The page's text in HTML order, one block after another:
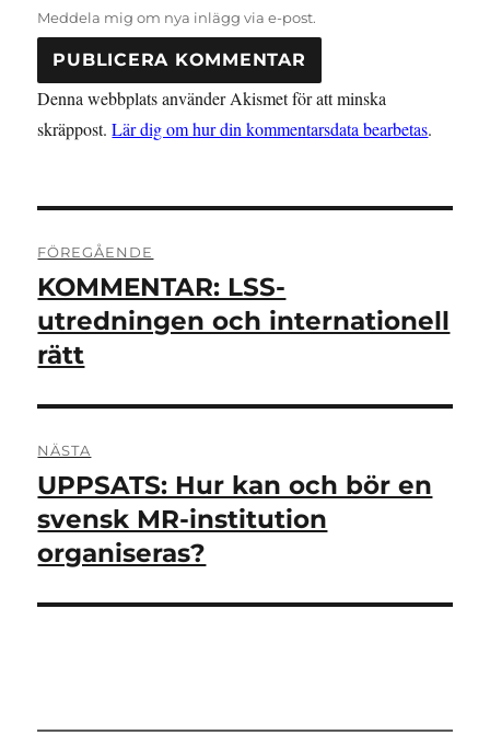
Meddela mig om nya inlägg via e-post.
Denna webbplats använder Akismet för att minska
skräppost.Lär dig om hur din kommentarsdata bearbetas.
FÖREGÅENDE
Föregående
inlägg:
KOMMENTAR: LSS-
utredningen och internationell
rätt
NÄSTA
Nästa
inlägg:
UPPSATS: Hur kan och bör en
svensk MR-institution
organiseras?